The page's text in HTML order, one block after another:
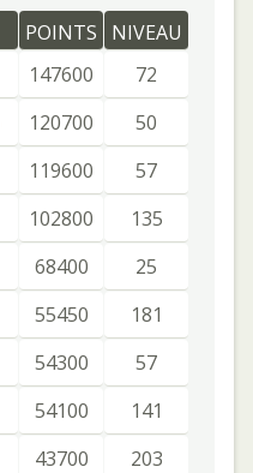
POINTS
NIVEAU
147600
72
120700
50
119600
57
102800
135
68400
25
55450
181
54300
57
54100
141
43700
203